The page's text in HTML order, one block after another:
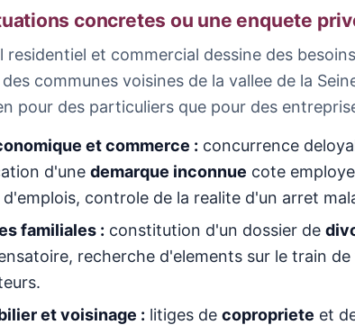
concretes ou une enquete
residentiel et commercial dessine des
communes voisines de la vallee de la
pour des particuliers que pour des
et commerce : concurrence
d'unedemarque inconnue cote
d'emplois, controle de la realite d'un arret
familiales : constitution d'un dossier de
recherche d'elements sur le train
et voisinage : litiges decopropriete et